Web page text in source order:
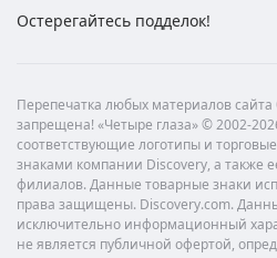
Остерегайтесь подделок!
Перепечатка любых материалов сайта
запрещена! «Четыре глаза» © 2002-
соответствующие логотипы и
знаками компании Discovery, а также
филиалов. Данные товарные знаки
права защищены. Discovery.com.
исключительно информационный
не является публичной офертой,